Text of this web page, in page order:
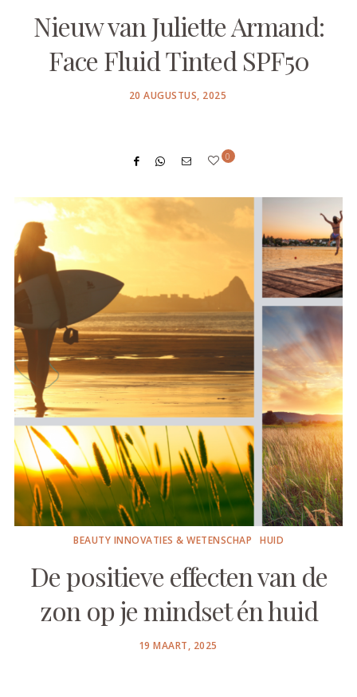
Nieuw van Juliette Armand:
Face Fluid Tinted SPF50
POSTED
20 AUGUSTUS, 2025
0
BEAUTY INNOVATIES & WETENSCHAP HUID
De positieve effecten van de
zon op je mindset én huid
POSTED
19 MAART, 2025